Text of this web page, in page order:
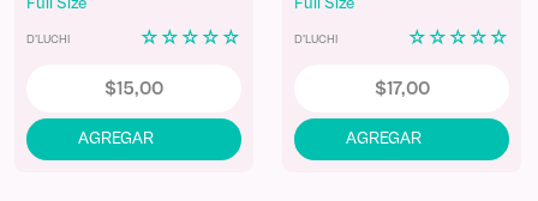
D'LUCHI ☆ ☆ ☆ ☆ ☆
$15,00
D'LUCHI ☆ ☆ ☆ ☆ ☆
$17,00